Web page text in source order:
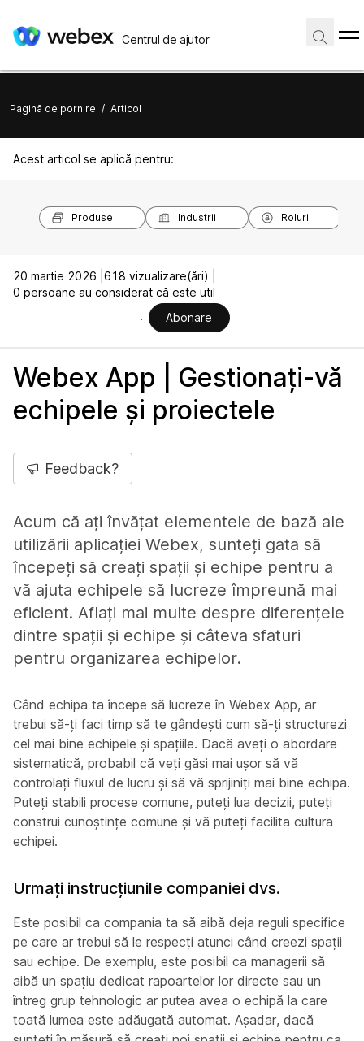
Centrul de ajutor
Pagină de pornire / Articol
Acest articol se aplică pentru:
Produse Industrii Roluri
20 martie 2026 | 618 vizualizare(ări) |
0 persoane au considerat că este util
Abonare
Webex App | Gestionați-vă
echipele și proiectele
Feedback?
Acum că ați învățat elementele de bază ale
utilizării aplicației Webex, sunteți gata să
începeți să creați spații și echipe pentru a
vă ajuta echipele să lucreze împreună mai
eficient. Aflați mai multe despre diferențele
dintre spații și echipe și câteva sfaturi
pentru organizarea echipelor.
Când echipa ta începe să lucreze în Webex App, ar
trebui să-ți faci timp să te gândești cum să-ți structurezi
cel mai bine echipele și spațiile. Dacă aveți o abordare
sistematică, probabil că veți găsi mai ușor să vă
controlați fluxul de lucru și să vă sprijiniți mai bine echipa.
Puteți stabili procese comune, puteți lua decizii, puteți
construi cunoștințe comune și vă puteți facilita cultura
echipei.
Urmați instrucțiunile companiei dvs.
Este posibil ca compania ta să aibă deja reguli specifice
pe care ar trebui să le respecți atunci când creezi spații
sau echipe. De exemplu, este posibil ca managerii să
aibă un spațiu dedicat rapoartelor lor directe sau un
întreg grup tehnologic ar putea avea o echipă la care
toată lumea este adăugată automat. Așadar, dacă